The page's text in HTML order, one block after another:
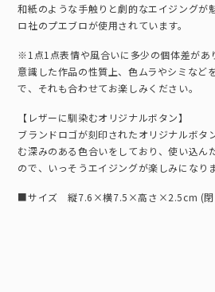
和紙のような手触りと劇的なエイジングが
ロ社のプエブロが使用されています。
※1点1点表情や風合いに多少の個体差があ
意識した作品の性質上、色ムラやシミなど
で、それも合わせてお楽しみください。
【レザーに馴染むオリジナルボタン】
ブランドロゴが刻印されたオリジナルボタ
む深みのある色合いをしており、使い込ん
ので、いっそうエイジングが楽しみになりま
■サイズ 縦7.6×横7.5×高さ×2.5cm (閉